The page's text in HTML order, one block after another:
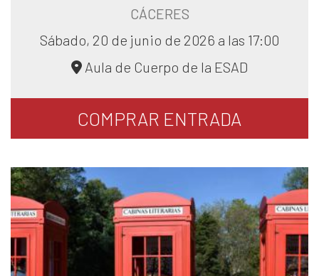
CÁCERES
Sábado, 20 de junio de 2026 a las 17:00
Aula de Cuerpo de la ESAD
COMPRAR ENTRADA